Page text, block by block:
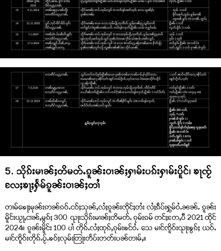
5. သိုၵ်းမၢၼ်ႈတိမတ်ႉၵူၼ်းဝၢၼ်ႈႁၢမ်းပၵ်းႁၢမ်းပိူင်၊ ၶႃၸႂ်
လႄႈၶႃႈႁႅမ်ၵူၼ်းဝၢၼ်ႈတၢႆ
တၢမ်ၶေႃႈမုၼ်းဢၼ်ၵဝ်ႉငဝ်ႈသုၼ်ႇလႆႈၵူၼ်းၸိုင်ႈတႆး လႆႈၵဵပ်းႁွမ်ဝႆႉၼၼ်ႉ ၵူၼ်း
မိူင်းယႂႃႇငၢၼ်ႇမွၵ်ႈ 300 ၺႃးသိုၵ်းမၢၼ်ႈတိမတ်ႉ ၵုမ်းၵမ် တင်ႈတႄႇပီ 2021 ထိုင်
2024။ ၵူၼ်းမိူင်း 100 ပၢႆ တိုၵ်ႉလႆႈထုၵ်ႇၵုမ်းၶင်ဝႆႉ သေ မၢင်ၸိူဝ်းၺႃးၶွၵ်ႈ ယဝ်ႉ
မၢင်ၸိူဝ်းတိုၵ်ႉပႂ်ႉၶဝ်ႈလုမ်းတြႃးတႅပ်းတတ်းပၼ်တၢမ်ႇ။